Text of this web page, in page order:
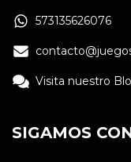
573135626076
Visita nuestro
SIGAMOS